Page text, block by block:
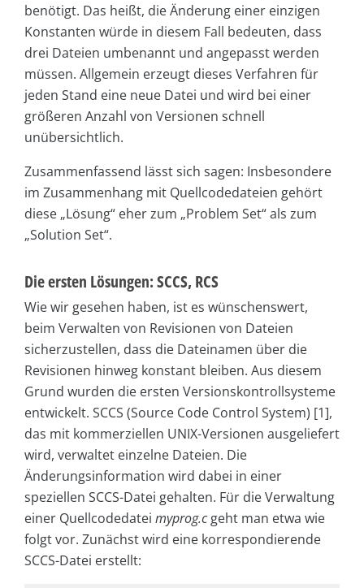
benötigt. Das heißt, die Änderung einer einzigen
Konstanten würde in diesem Fall bedeuten, dass
drei Dateien umbenannt und angepasst werden
müssen. Allgemein erzeugt dieses Verfahren für
jeden Stand eine neue Datei und wird bei einer
größeren Anzahl von Versionen schnell
unübersichtlich.
Zusammenfassend lässt sich sagen: Insbesondere
im Zusammenhang mit Quellcodedateien gehört
diese „Lösung“ eher zum „Problem Set“ als zum
„Solution Set“.
Die ersten Lösungen: SCCS, RCS
Wie wir gesehen haben, ist es wünschenswert,
beim Verwalten von Revisionen von Dateien
sicherzustellen, dass die Dateinamen über die
Revisionen hinweg konstant bleiben. Aus diesem
Grund wurden die ersten Versionskontrollsysteme
entwickelt. SCCS (Source Code Control System) [1],
das mit kommerziellen UNIX-Versionen ausgeliefert
wird, verwaltet einzelne Dateien. Die
Änderungsinformation wird dabei in einer
speziellen SCCS-Datei gehalten. Für die Verwaltung
einer Quellcodedatei myprog.cgeht man etwa wie
folgt vor. Zunächst wird eine korrespondierende
SCCS-Datei erstellt: